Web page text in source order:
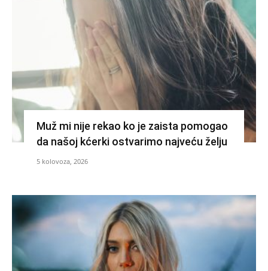
Muž mi nije rekao ko je zaista pomogao
da našoj kćerki ostvarimo najveću želju
5 kolovoza, 2026